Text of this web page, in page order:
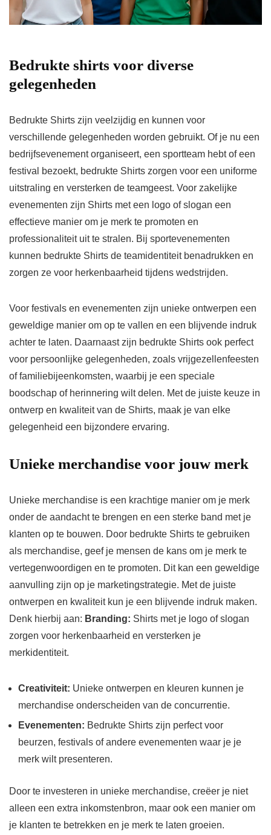
Bedrukte shirts voor diverse
gelegenheden
Bedrukte Shirts zijn veelzijdig en kunnen voor
verschillende gelegenheden worden gebruikt. Of je nu een
bedrijfsevenement organiseert, een sportteam hebt of een
festival bezoekt, bedrukte Shirts zorgen voor een uniforme
uitstraling en versterken de teamgeest. Voor zakelijke
evenementen zijn Shirts met een logo of slogan een
effectieve manier om je merk te promoten en
professionaliteit uit te stralen. Bij sportevenementen
kunnen bedrukte Shirts de teamidentiteit benadrukken en
zorgen ze voor herkenbaarheid tijdens wedstrijden.
Voor festivals en evenementen zijn unieke ontwerpen een
geweldige manier om op te vallen en een blijvende indruk
achter te laten. Daarnaast zijn bedrukte Shirts ook perfect
voor persoonlijke gelegenheden, zoals vrijgezellenfeesten
of familiebijeenkomsten, waarbij je een speciale
boodschap of herinnering wilt delen. Met de juiste keuze in
ontwerp en kwaliteit van de Shirts, maak je van elke
gelegenheid een bijzondere ervaring.
Unieke merchandise voor jouw merk
Unieke merchandise is een krachtige manier om je merk
onder de aandacht te brengen en een sterke band met je
klanten op te bouwen. Door bedrukte Shirts te gebruiken
als merchandise, geef je mensen de kans om je merk te
vertegenwoordigen en te promoten. Dit kan een geweldige
aanvulling zijn op je marketingstrategie. Met de juiste
ontwerpen en kwaliteit kun je een blijvende indruk maken.
Denk hierbij aan: Branding: Shirts met je logo of slogan
zorgen voor herkenbaarheid en versterken je
merkidentiteit.
Creativiteit: Unieke ontwerpen en kleuren kunnen je
merchandise onderscheiden van de concurrentie.
Evenementen: Bedrukte Shirts zijn perfect voor
beurzen, festivals of andere evenementen waar je je
merk wilt presenteren.
Door te investeren in unieke merchandise, creëer je niet
alleen een extra inkomstenbron, maar ook een manier om
je klanten te betrekken en je merk te laten groeien.